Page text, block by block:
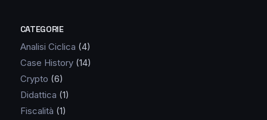
CATEGORIE
Analisi Ciclica (4)
Case History(14)
Crypto (6)
Didattica (1)
Fiscalità (1)